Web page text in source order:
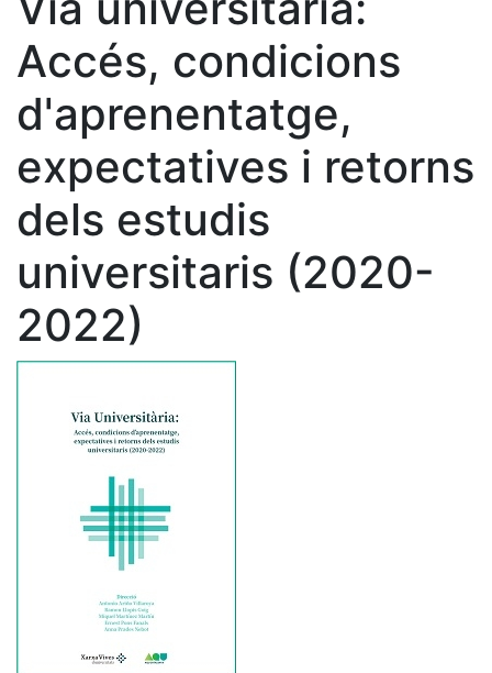
Accés, condicions
d'aprenentatge,
expectatives i retorns
dels estudis
universitaris (2020-
2022)